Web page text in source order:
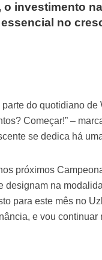
investimento
no
do quotidiano de
Começar!” –
se dedica há
próximos
designam na
para este mês no
e vou continuar